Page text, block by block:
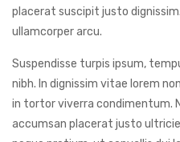
placerat suscipit justo
ullamcorper arcu.
Suspendisse turpis ipsum,
nibh. In dignissim vitae lorem
in tortor viverra condimentum.
accumsan placerat justo